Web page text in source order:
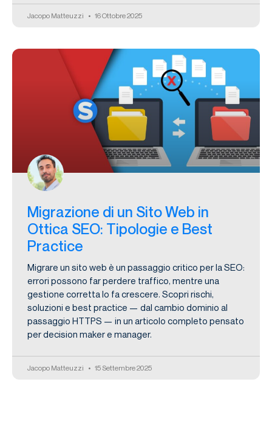
Jacopo Matteuzzi 16 Ottobre 2025
Migrazione di un Sito Web in
Ottica SEO: Tipologie e Best
Practice
Migrare un sito web è un passaggio critico per la SEO:
errori possono far perdere traffico, mentre una
gestione corretta lo fa crescere. Scopri rischi,
soluzioni e best practice — dal cambio dominio al
passaggio HTTPS — in un articolo completo pensato
per decision maker e manager.
Jacopo Matteuzzi 15 Settembre 2025